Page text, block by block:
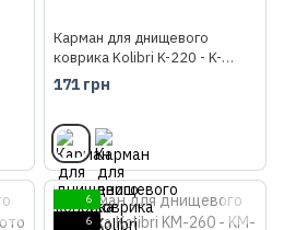
Карман для днищевого
коврика Kolibri K-220 - K-
280Т, K-250Т - K-290Т
171 грн
6
6